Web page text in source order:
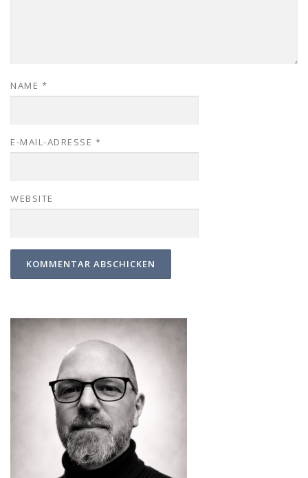
NAME *
E-MAIL-ADRESSE *
WEBSITE